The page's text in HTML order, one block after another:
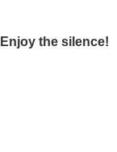
Enjoy the silence!